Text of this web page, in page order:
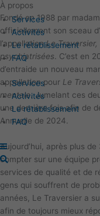
Aller
au
contenu
Services
Activités
Le rétablissement
FAQ
Services
Activités
Le rétablissement
FAQ
À propos
Fondé en 1988 par
officiellement son sceau
l’appellationLe
psychiatrisées . C’est en
d’entraide un nouveau
appellation pour Le
mentale. Jumelant ces
une dernière fois afin de
Annuelle de 2024.
Aujourd’hui, après plus
compter sur une équipe
services de qualité et de
gens qui souffrent de
années, Le Traversier a
afin de toujours mieux
Main
Menu